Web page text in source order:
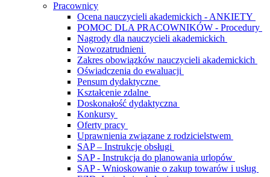
Pracownicy
Ocena nauczycieli akademickich - ANKIETY
POMOC DLA PRACOWNIKÓW - Procedury
Nagrody dla nauczycieli akademickich
Nowozatrudnieni
Zakres obowiązków nauczycieli akademickich
Oświadczenia do ewaluacji
Pensum dydaktyczne
Kształcenie zdalne
Doskonałość dydaktyczna
Konkursy
Oferty pracy
Uprawnienia związane z rodzicielstwem
SAP – Instrukcje obsługi
SAP - Instrukcja do planowania urlopów
SAP - Wnioskowanie o zakup towarów i usług